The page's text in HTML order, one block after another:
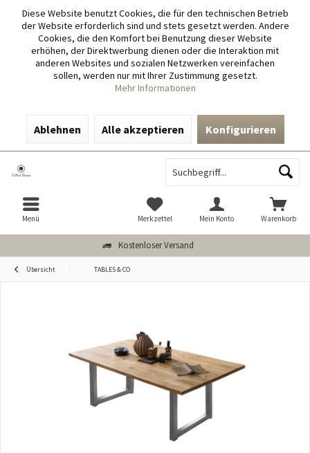
Diese Website benutzt Cookies, die für den technischen Betrieb
der Website erforderlich sind und stets gesetzt werden. Andere
Cookies, die den Komfort bei Benutzung dieser Website
erhöhen, der Direktwerbung dienen oder die Interaktion mit
anderen Websites und sozialen Netzwerken vereinfachen
sollen, werden nur mit Ihrer Zustimmung gesetzt.
Mehr Informationen
Ablehnen Alle akzeptieren Konfigurieren
Kostenloser Versand
Menü Warenkorb
Merkzettel Mein Konto
Übersicht TABLES & CO